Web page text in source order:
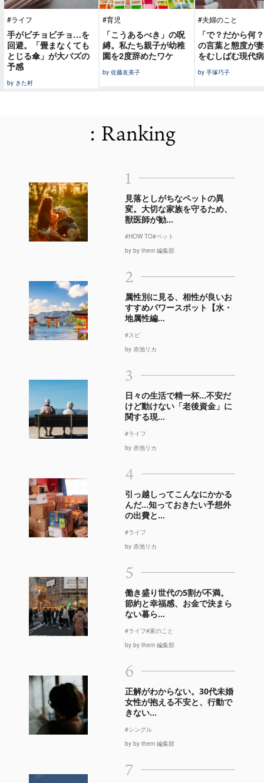
#ライフ
手がビチョビチョ…を
回避。「畳まなくても
とじる傘」が大バズの
予感
by きた村
#育児
「こうあるべき」の呪
縛。私たち親子が幼稚
園を2度辞めたワケ
by 佐藤友美子
#夫婦のこと
「で？だから何
の言葉と態度が
をむしばむ現代病
by 手塚巧子
: Ranking
1
見落としがちなペットの異
変。大切な家族を守るため、
獣医師が勧...
#HOW TO#ペット
by by them 編集部
2
属性別に見る、相性が良いお
すすめパワースポット【水・
地属性編...
#スピ
by 赤池リカ
3
日々の生活で精一杯…不安だ
けど動けない「老後資金」に
関する現...
#ライフ
by 赤池リカ
4
引っ越しってこんなにかかる
んだ…知っておきたい予想外
の出費と...
#ライフ
by 赤池リカ
5
働き盛り世代の5割が不満。
節約と幸福感、お金で決まら
ない暮ら...
#ライフ#家のこと
by by them 編集部
6
正解がわからない。30代未婚
女性が抱える不安と、行動で
きない...
#シングル
by by them 編集部
7